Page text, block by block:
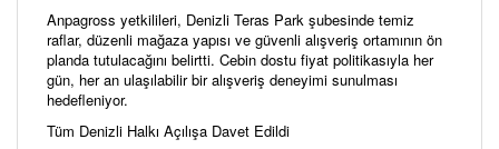
Anpagross yetkilileri, Denizli Teras Park şubesinde temiz
raflar, düzenli mağaza yapısı ve güvenli alışveriş ortamının ön
planda tutulacağını belirtti. Cebin dostu fiyat politikasıyla her
gün, her an ulaşılabilir bir alışveriş deneyimi sunulması
hedefleniyor.
Tüm Denizli Halkı Açılışa Davet Edildi